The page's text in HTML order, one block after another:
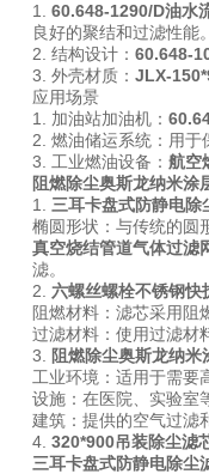
1. 60.648-1290/D油水
良好的聚结和过滤性能
2. 结构设计： 60.648-
3. 外壳材质： JLX-
应用场景
1. 加油站加油机：
2. 燃油储运系统：用
3. 工业燃油设备： 航空
阻燃除尘奥斯龙纳米涂
1. 三耳卡盘式防静电除
椭圆形状：与传统的圆
真空烧结管道气体过滤
滤。
2. 六螺丝螺栓不锈钢快
阻燃材料：滤芯采用阻
过滤材料：使用过滤材
3.
阻燃除尘奥斯龙纳米
工业环境：适用于需要
设施：在医院、实验室
建筑：提供的空气过滤
4. 320*900吊装除尘滤
三耳卡盘式防静电除尘